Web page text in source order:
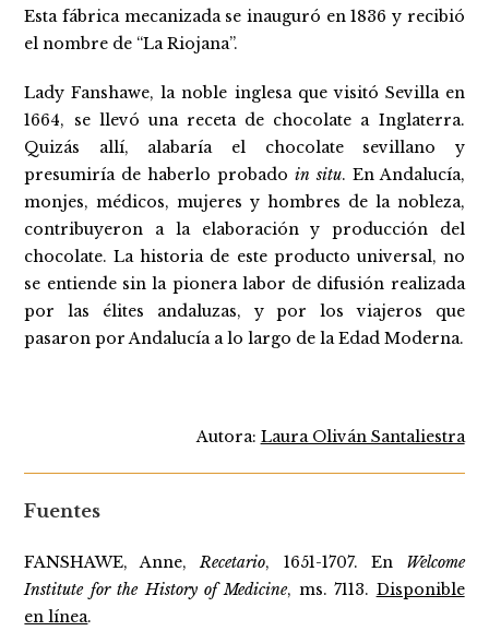
Esta fábrica mecanizada se inauguró en 1836 y recibió
el nombre de “La Riojana”.
Lady Fanshawe, la noble inglesa que visitó Sevilla en
1664, se llevó una receta de chocolate a Inglaterra.
Quizás allí, alabaría el chocolate sevillano y
presumiría de haberlo probado in situ. En Andalucía,
monjes, médicos, mujeres y hombres de la nobleza,
contribuyeron a la elaboración y producción del
chocolate. La historia de este producto universal, no
se entiende sin la pionera labor de difusión realizada
por las élites andaluzas, y por los viajeros que
pasaron por Andalucía a lo largo de la Edad Moderna.
Autora: Laura Oliván Santaliestra
Fuentes
FANSHAWE, Anne,Recetario, 1651-1707. En Welcome
Institute for the History of Medicine, ms. 7113. Disponible
en línea.